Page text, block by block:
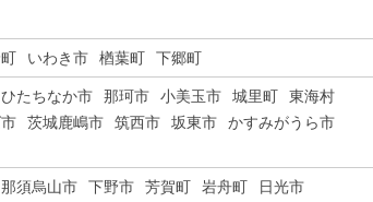
いわき市 楢葉町 下郷町
ひたちなか市 那珂市 小美玉市 城里町
東海村
茨城鹿嶋市 筑西市 坂東市
かすみがうら市
那須烏山市 下野市 芳賀町 岩舟町
日光市